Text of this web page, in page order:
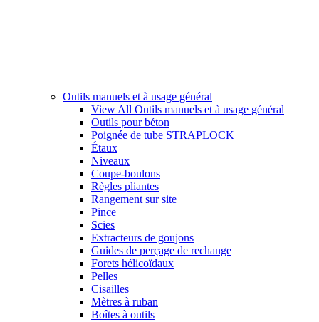
Outils manuels et à usage général
View All Outils manuels et à usage général
Outils pour béton
Poignée de tube STRAPLOCK
Étaux
Niveaux
Coupe-boulons
Règles pliantes
Rangement sur site
Pince
Scies
Extracteurs de goujons
Guides de perçage de rechange
Forets hélicoïdaux
Pelles
Cisailles
Mètres à ruban
Boîtes à outils